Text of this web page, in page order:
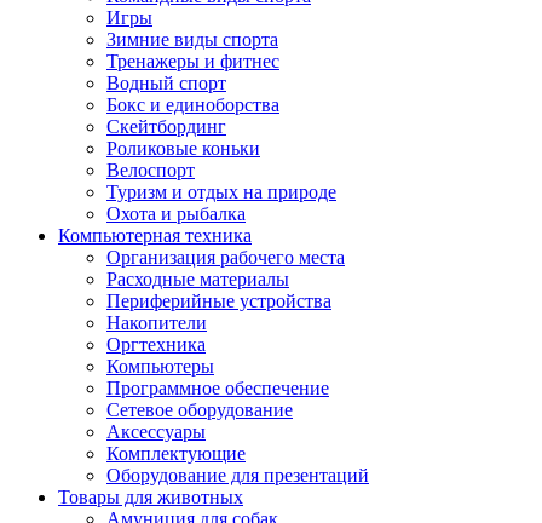
Игры
Зимние виды спорта
Тренажеры и фитнес
Водный спорт
Бокс и единоборства
Скейтбординг
Роликовые коньки
Велоспорт
Туризм и отдых на природе
Охота и рыбалка
Компьютерная техника
Организация рабочего места
Расходные материалы
Периферийные устройства
Накопители
Оргтехника
Компьютеры
Программное обеспечение
Сетевое оборудование
Аксессуары
Комплектующие
Оборудование для презентаций
Товары для животных
Амуниция для собак